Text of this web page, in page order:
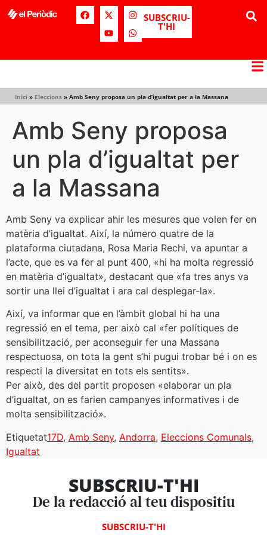
SUBSCRIU-
T'HI
Inici » Eleccions » Amb Seny proposa un pla d’igualtat per a la Massana
Amb Seny proposa
un pla d’igualtat per
a la Massana
Amb Seny va explicar ahir les mesures que volen fer en
matèria d’igualtat. Així, la número quatre de la
plataforma ciutadana, Rosa Maria Rechi, va apuntar a
l’acte, que es va fer al punt 400, «hi ha molta regressió
en matèria d’igualtat», destacant que «fa tres anys va
sortir una llei d’igualtat i ara cal desplegar-la».
Així, va informar que en l’àmbit global hi ha una
regressió en el tema, per això cal «fer polítiques de
sensibilització, per aconseguir fer una Massana
respectuosa, on tota la gent s’hi pugui trobar bé i on es
respecti la diversitat en tots els sentits».
Per això, des del partit proposen «elaborar un pla
d’igualtat, on es farien campanyes informatives i de
molta sensibilització».
Etiquetat17D, Amb Seny, Andorra, Eleccions Comunals,
Igualtat
SUBSCRIU-T'HI
De la redacció al teu dispositiu
SUBSCRIU-T'HI